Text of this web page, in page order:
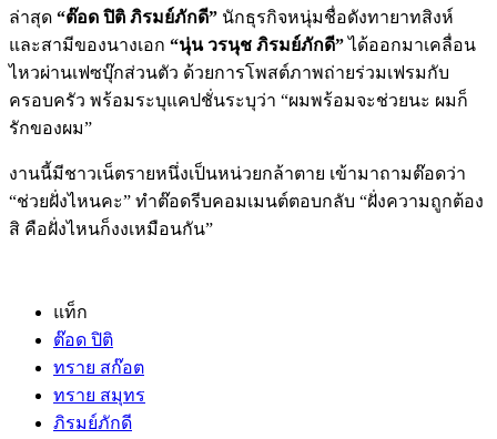
ล่าสุด “ต๊อด ปิติ ภิรมย์ภักดี” นักธุรกิจหนุ่มชื่อดังทายาทสิงห์
และสามีของนางเอก “นุ่น วรนุช ภิรมย์ภักดี”ได้ออกมาเคลื่อน
ไหวผ่านเฟซบุ๊กส่วนตัว ด้วยการโพสต์ภาพถ่ายร่วมเฟรมกับ
ครอบครัว พร้อมระบุแคปชั่นระบุว่า “ผมพร้อมจะช่วยนะ ผมก็
รักของผม”
งานนี้มีชาวเน็ตรายหนึ่งเป็นหน่วยกล้าตาย เข้ามาถามต๊อดว่า
“ช่วยฝั่งไหนคะ” ทำต๊อดรีบคอมเมนต์ตอบกลับ “ฝั่งความถูกต้อง
สิ คือฝั่งไหนก็งงเหมือนกัน”
แท็ก
ต๊อด ปิติ
ทราย สก๊อต
ทราย สมุทร
ภิรมย์ภักดี